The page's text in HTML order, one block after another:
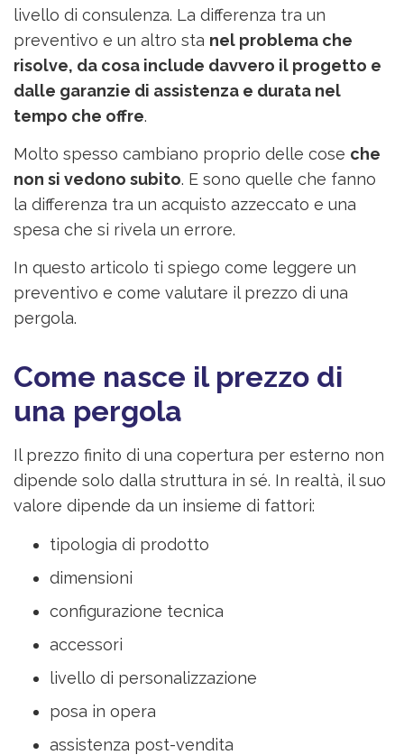
livello di consulenza. La differenza tra un
preventivo e un altro sta nel problema che
risolve, da cosa include davvero il progetto e
dalle garanzie di assistenza e durata nel
tempo che offre.
Molto spesso cambiano proprio delle cose che
non si vedono subito. E sono quelle che fanno
la differenza tra un acquisto azzeccato e una
spesa che si rivela un errore.
In questo articolo ti spiego come leggere un
preventivo e come valutare il prezzo di una
pergola.
Come nasce il prezzo di
una pergola
Il prezzo finito di una copertura per esterno non
dipende solo dalla struttura in sé. In realtà, il suo
valore dipende da un insieme di fattori:
tipologia di prodotto
dimensioni
configurazione tecnica
accessori
livello di personalizzazione
posa in opera
assistenza post-vendita